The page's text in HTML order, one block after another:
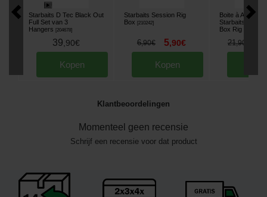
Starbaits D Tec Black Out
Full Set van 3
Hangers
[204678]
39 90€
Kopen
Starbaits Session Rig
Box
[210242]
6,90€ 5,90€
Kopen
Boite à
Starbaits
Box Rig
21,90
Klantbeoordelingen
Momenteel geen recensie
Schrijf een recensie voor dat product